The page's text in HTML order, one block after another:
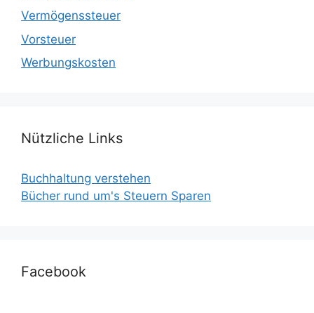
Vermögenssteuer
Vorsteuer
Werbungskosten
Nützliche Links
Buchhaltung verstehen
Bücher rund um's Steuern Sparen
Facebook